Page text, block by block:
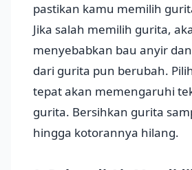
pastikan kamu memilih
Jika salah memilih gurita,
menyebabkan bau anyir
dari gurita pun berubah.
tepat akan memengaruhi
gurita. Bersihkan gurita
hingga kotorannya hilang.